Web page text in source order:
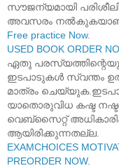
സൗജന്യമായി
അവസരം
Free practice Now.
USED BOOK ORDER
ഏതു
ഇടപാടുകൾ സ്വന്തം
മാത്രം
യാതൊരുവിധ കഷ്ട
വെബ്സൈറ്റ്
ആയിരിക്കുന്നതല്ല.
EXAMCHOICES
PREORDER NOW.